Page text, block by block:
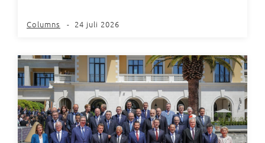
Columns - 24 juli 2026